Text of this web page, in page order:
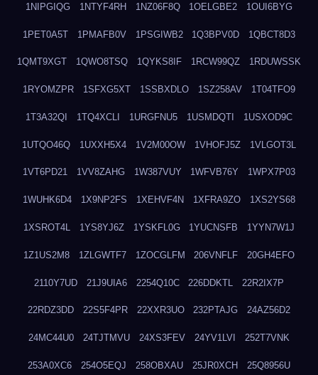
1NIPGIQG 1NTYF4RH 1NZ06F8Q 1OELGBE2 1OUI6BYG
1PET0A5T 1PMAFB0V 1PSGIWB2 1Q3BPV0D 1QBCT8D3
1QMT9XGT 1QWO8TSQ 1QYKS8IF 1RCW99QZ 1RDUWSSK
1RYOMZPR 1SFXG5XT 1SSBXDLO 1SZ258AV 1T04TFO9
1T3A32QI 1TQ4XCLI 1URGFNU5 1USMDQTI 1USXOD9C
1UTQO46Q 1UXXH5X4 1V2M00OW 1VHOFJ5Z 1VLGOT3L
1VT6PD21 1VV8ZAHG 1W387VUY 1WFVB76Y 1WPX7P03
1WUHK6D4 1X9NP2FS 1XEHVF4N 1XFRA9ZO 1XS2YS68
1XSROT4L 1YS8YJ6Z 1YSKFL0G 1YUCNSFB 1YYN7W1J
1Z1US2M8 1ZLGWTF7 1ZOCGLFM 206VNFLF 20GH4EFO
2110Y7UD 21J9UIA6 2254Q10C 226DDKTL 22R2IX7P
22RDZ3DD 22S5F4PR 22XXR3UO 232PTAJG 24AZ56D2
24MC44U0 24TJTMVU 24XS3FEV 24YV1LVI 252T7VNK
253A0XC6 254O5EQJ 258OBXAU 25JR0XCH 25Q8956U